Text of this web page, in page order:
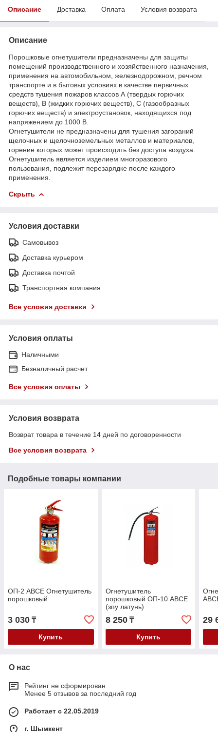
Описание Доставка Оплата Условия возврата
Описание
Порошковые огнетушители предназначены для защиты
помещений производственного и хозяйственного назначения,
применения на автомобильном, железнодорожном, речном
транспорте и в бытовых условиях в качестве первичных
средств тушения пожаров классов А (твердых горючих
веществ), В (жидких горючих веществ), С (газообразных
горючих веществ) и электроустановок, находящихся под
напряжением до 1000 В.
Огнетушители не предназначены для тушения загораний
щелочных и щелочноземельных металлов и материалов,
горение которых может происходить без доступа воздуха.
Огнетушитель является изделием многоразового
пользования, подлежит перезарядке после каждого
применения.
Скрыть
Условия доставки
Самовывоз
Доставка курьером
Доставка почтой
Транспортная компания
Все условия доставки
Условия оплаты
Наличными
Безналичный расчет
Все условия оплаты
Условия возврата
Возврат товара в течение 14 дней по договоренности
Все условия возврата
Подобные товары компании
ОП-2 ABCE Огнетушитель
порошковый
3 030 ₸
Купить
Огнетушитель
порошковый ОП-10 ABCE
(зпу латунь)
8 250₸
Купить
29
О нас
Рейтинг не сформирован
Менее 5 отзывов за последний год
Работает с 22.05.2019
г. Шымкент